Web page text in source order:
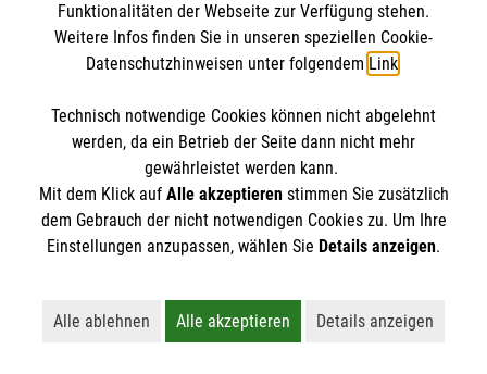
Garten sehen, einen Besuch mit den Geschwistern
im Freizeitpark oder im Zoo bei den Lieblingstieren.
Die Wünsche von unheilbar kranken Menschen –
jungen wie älteren – sind sehr individuell. Die
Erfüllung dieser Herzensangelegenheit bedeutet für
sie, noch einmal für ein paar Stunden aus dem
Krankenhaus oder dem Hospiz herauszukommen,
etwas persönlich Wichtiges zu erleben oder zu Ende
zu führen.
Kostet die Wunscherfüllung etwas?
Angehörige
Funktionalitäten der Webseite zur Verfügung stehen.
Weitere Infos finden Sie in unseren speziellen Cookie-
Datenschutzhinweisen unter folgendem Link.
Technisch notwendige Cookies können nicht abgelehnt
werden, da ein Betrieb der Seite dann nicht mehr
gewährleistet werden kann.
Mit dem Klick auf Alle akzeptierenstimmen Sie zusätzlich
dem Gebrauch der nicht notwendigen Cookies zu. Um Ihre
Einstellungen anzupassen, wählen Sie Details anzeigen.
Alle ablehnen
Lehnt alle nicht-essentiellen Cookies ab
Alle akzeptieren
Akzeptiert alle Cookies
Details anzeigen